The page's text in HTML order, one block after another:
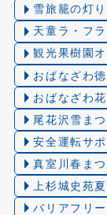
雪旅籠の灯り️
天童ラ・フ
観光果樹園
おばなざわ
おばなざわ
尾花沢雪まつ
安全運転サ
真室川春まつ
上杉城史苑
バリアフリ